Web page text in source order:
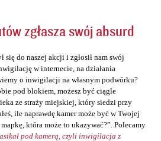
zgłasza swój absurd
się do naszej akcji i zgłosił nam swój
w internecie, na działania
o inwigilacji na własnym podwórku?
pod blokiem, możesz być ciągle
ze straży miejskiej, który siedzi przy
ile naprawdę kamer może być w Twojej
która może to ukazywać?”. Polecamy
pod kamerą, czyli inwigilacja z